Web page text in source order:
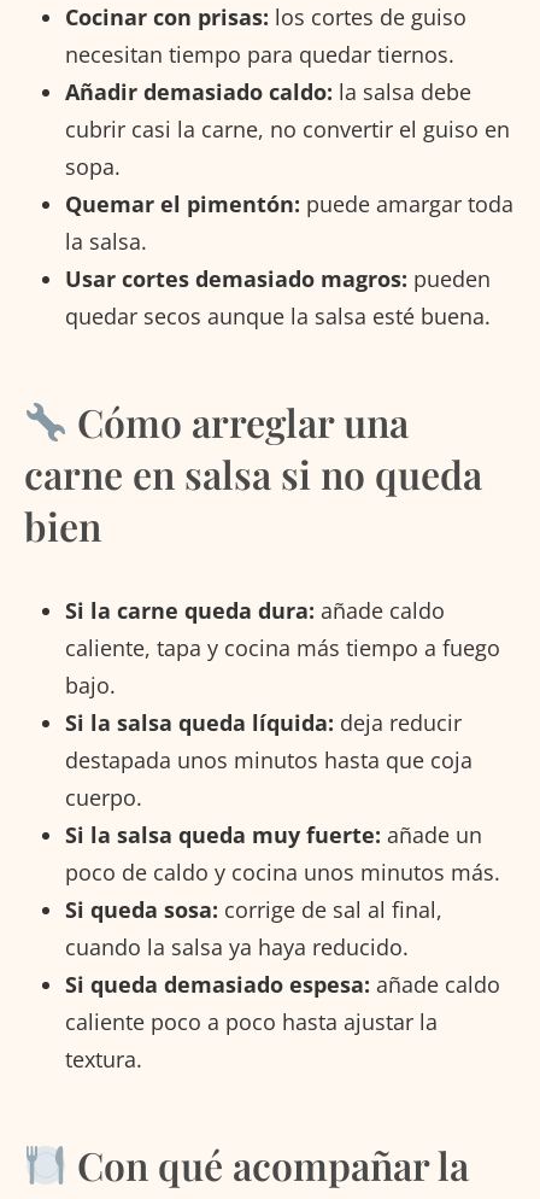
Cocinar con prisas: los cortes de guiso
necesitan tiempo para quedar tiernos.
Añadir demasiado caldo: la salsa debe
cubrir casi la carne, no convertir el guiso en
sopa.
Quemar el pimentón: puede amargar toda
la salsa.
Usar cortes demasiado magros: pueden
quedar secos aunque la salsa esté buena.
Cómo arreglar una
carne en salsa si no queda
bien
Si la carne queda dura: añade caldo
caliente, tapa y cocina más tiempo a fuego
bajo.
Si la salsa queda líquida: deja reducir
destapada unos minutos hasta que coja
cuerpo.
Si la salsa queda muy fuerte: añade un
poco de caldo y cocina unos minutos más.
Si queda sosa: corrige de sal al final,
cuando la salsa ya haya reducido.
Si queda demasiado espesa: añade caldo
caliente poco a poco hasta ajustar la
textura.
Con qué acompañar la